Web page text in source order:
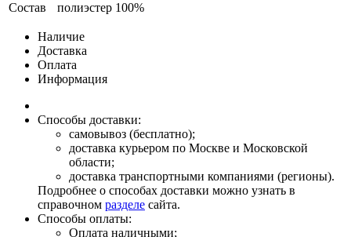
Состав
полиэстер 100%
Наличие
Доставка
Оплата
Информация
Способы доставки:
самовывоз (бесплатно);
доставка курьером по Москве и Московской
области;
доставка транспортными компаниями (регионы).
Подробнее о способах доставки можно узнать в
справочном разделе сайта.
Способы оплаты:
Оплата наличными;